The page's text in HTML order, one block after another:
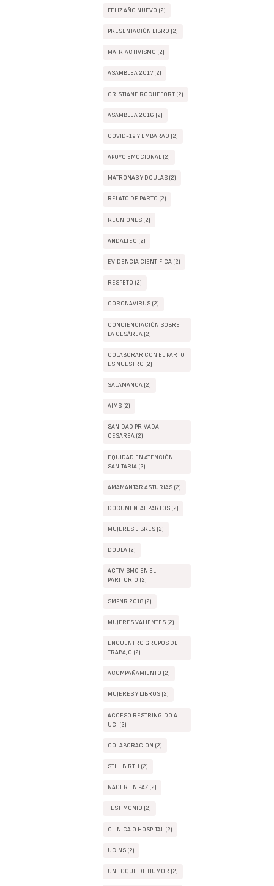
FELIZ AÑO NUEVO (2)
PRESENTACIÓN LIBRO (2)
MATRIACTIVISMO (2)
ASAMBLEA 2017 (2)
CRISTIANE ROCHEFORT (2)
ASAMBLEA 2016 (2)
COVID-19 Y EMBARAO (2)
APOYO EMOCIONAL (2)
MATRONAS Y DOULAS (2)
RELATO DE PARTO (2)
REUNIONES (2)
ANDALTEC (2)
EVIDENCIA CIENTÍFICA (2)
RESPETO (2)
CORONAVIRUS (2)
CONCIENCIACIÓN SOBRE
LA CESÁREA (2)
COLABORAR CON EL PARTO
ES NUESTRO (2)
SALAMANCA (2)
AIMS (2)
SANIDAD PRIVADA
CESÁREA (2)
EQUIDAD EN ATENCIÓN
SANITARIA (2)
AMAMANTAR ASTURIAS (2)
DOCUMENTAL PARTOS (2)
MUJERES LIBRES (2)
DOULA (2)
ACTIVISMO EN EL
PARITORIO (2)
SMPNR 2018 (2)
MUJERES VALIENTES (2)
ENCUENTRO GRUPOS DE
TRABAJO (2)
ACOMPAÑAMIENTO (2)
MUJERES Y LIBROS (2)
ACCESO RESTRINGIDO A
UCI (2)
COLABORACIÓN (2)
STILLBIRTH (2)
NACER EN PAZ (2)
TESTIMONIO (2)
CLÍNICA O HOSPITAL (2)
UCINS (2)
UN TOQUE DE HUMOR (2)